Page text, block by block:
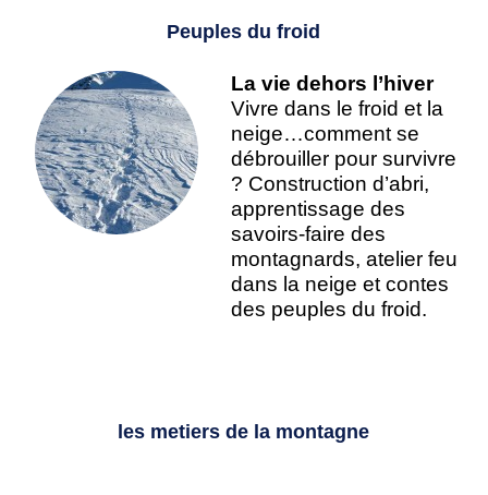
Peuples du froid
La vie dehors l’hiver
Vivre dans le froid et la
neige…comment se
débrouiller pour survivre
? Construction d’abri,
apprentissage des
savoirs-faire des
montagnards, atelier feu
dans la neige et contes
des peuples du froid.
les metiers de la montagne